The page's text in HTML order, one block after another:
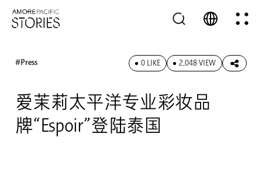
#Press 0 LIKE 2,048 VIEW
爱茉莉太平洋专业彩妆品
牌“Espoir”登陆泰国